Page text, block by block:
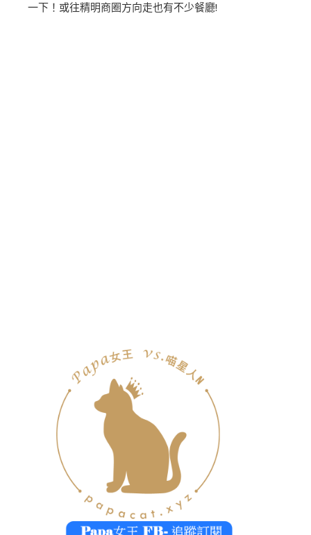
一下！或往精明商圈方向走也有不少餐廳!